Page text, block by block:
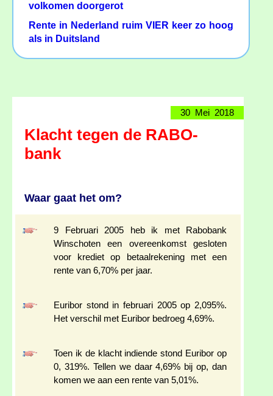
volkomen doorgerot
Rente in Nederland ruim VIER keer zo hoog
als in Duitsland
30 Mei 2018
Klacht tegen de RABO-
bank
Waar gaat het om?
9 Februari 2005 heb ik met Rabobank
Winschoten een overeenkomst gesloten
voor krediet op betaalrekening met een
rente van 6,70% per jaar.
Euribor stond in februari 2005 op 2,095%.
Het verschil met Euribor bedroeg 4,69%.
Toen ik de klacht indiende stond Euribor op
0, 319%. Tellen we daar 4,69% bij op, dan
komen we aan een rente van 5,01%.